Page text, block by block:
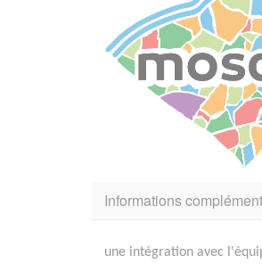
Informations
une intégration avec